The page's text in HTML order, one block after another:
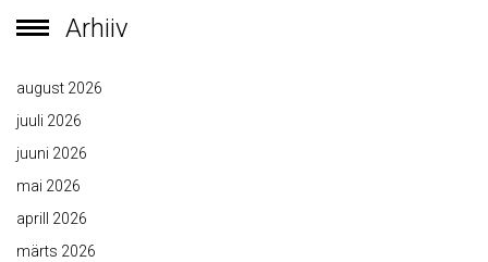
Arhiiv
august 2026
juuli 2026
juuni 2026
mai 2026
aprill 2026
märts 2026